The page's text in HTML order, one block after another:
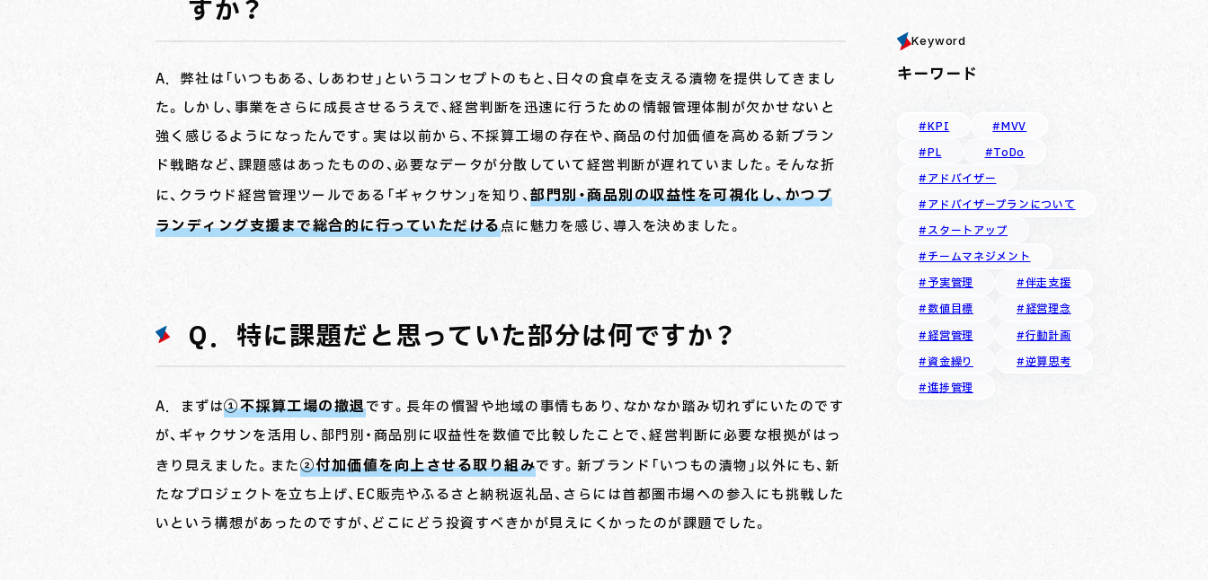
すか？
A．弊社は「いつもある、しあわせ」というコンセプトのもと、日々の食卓を支える漬物を提供してきまし
た。しかし、事業をさらに成長させるうえで、経営判断を迅速に行うための情報管理体制が欠かせないと
強く感じるようになったんです。実は以前から、不採算工場の存在や、商品の付加価値を高める新ブラン
ド戦略など、課題感はあったものの、必要なデータが分散していて経営判断が遅れていました。そんな折
に、クラウド経営管理ツールである「ギャクサン」を知り、部門別・商品別の収益性を可視化し、かつブ
ランディング支援まで総合的に行っていただける点に魅力を感じ、導入を決めました。
Q．特に課題だと思っていた部分は何ですか？
A．まずは①不採算工場の撤退です。長年の慣習や地域の事情もあり、なかなか踏み切れずにいたのです
が、ギャクサンを活用し、部門別・商品別に収益性を数値で比較したことで、経営判断に必要な根拠がはっ
きり見えました。また②付加価値を向上させる取り組みです。新ブランド「いつもの漬物」以外にも、新
たなプロジェクトを立ち上げ、EC販売やふるさと納税返礼品、さらには首都圏市場への参入にも挑戦した
いという構想があったのですが、どこにどう投資すべきかが見えにくかったのが課題でした。
Keyword
キーワード
#KPI
#MVV
#PL
#ToDo
#アドバイザー
#アドバイザープランについて
#スタートアップ
#チームマネジメント
#予実管理
#伴走支援
#数値目標
#経営理念
#経営管理
#行動計画
#資金繰り
#逆算思考
#進捗管理